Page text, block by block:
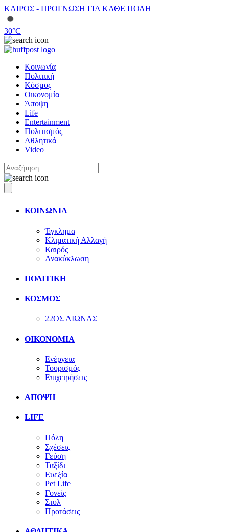
ΚΑΙΡΟΣ - ΠΡΟΓΝΩΣΗ ΓΙΑ ΚΑΘΕ ΠΟΛΗ
30°C
Κοινωνία
Πολιτική
Κόσμος
Οικονομία
Άποψη
Life
Entertainment
Πολιτισμός
Αθλητικά
Video
ΚΟΙΝΩΝΙΑ
Έγκλημα
Κλιματική Αλλαγή
Καιρός
Ανακύκλωση
ΠΟΛΙΤΙΚΗ
ΚΟΣΜΟΣ
22ΟΣ ΑΙΩΝΑΣ
ΟΙΚΟΝΟΜΙΑ
Ενέργεια
Τουρισμός
Επιχειρήσεις
ΑΠΟΨΗ
LIFE
Πόλη
Σχέσεις
Γεύση
Ταξίδι
Ευεξία
Pet Life
Γονείς
Στυλ
Προτάσεις